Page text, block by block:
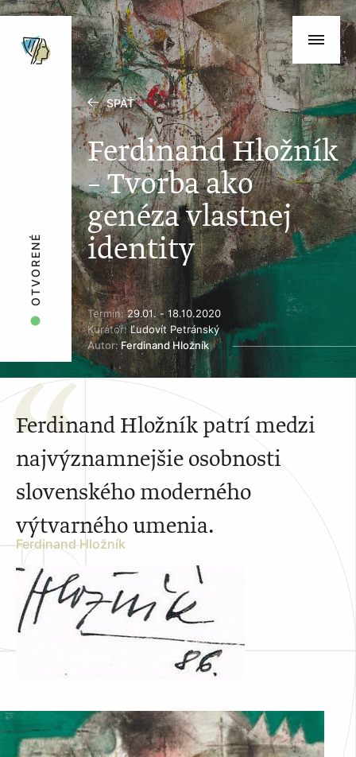
SPÄŤ
Ferdinand Hložník
– Tvorba ako
genéza vlastnej
identity
Termín:29.01. - 18.10.2020
Kurátor:Ľudovít Petránský
Autor:Ferdinand Hložník
OTVORENÉ
Ferdinand Hložník patrí medzi
najvýznamnejšie osobnosti
slovenského moderného
výtvarného umenia.
Ferdinand Hložník